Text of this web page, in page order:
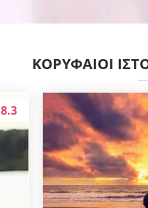
ΚΟΡΥΦΑΊΟΙ
8.3